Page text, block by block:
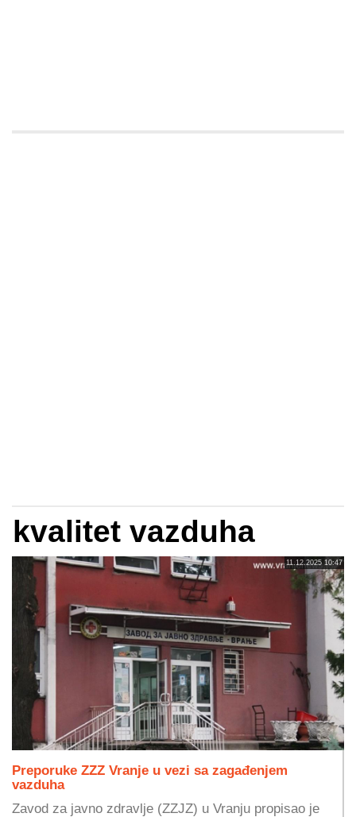
kvalitet vazduha
11.12.2025 10:47
Preporuke ZZZ Vranje u vezi sa zagađenjem
vazduha
Zavod za javno zdravlje (ZZJZ) u Vranju propisao je